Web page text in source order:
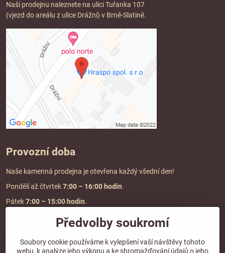
Naši prodejnu naleznete na ulici Tuřanka 107
(vjezd do areálu z ulice Drážní) v Brně-Slatině.
Provozní doba
Naše kamenná prodejna je otevřena každý všední den!
Pondělí až čtvrtek7:00 – 16:00 hodin.
Pátek7:00 – 15:00 hodin.
Doprava a platba
Předvolby soukromí
Soubory cookie používáme k vylepšení vaší návštěvy tohoto
webu, k analýze jeho výkonu a ke shromažďování údajů o jeho